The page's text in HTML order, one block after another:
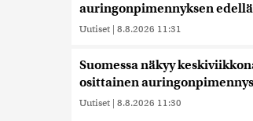
auringonpimennyksen edellä
Uutiset | 8.8.2026 11:31
Suomessa näkyy
osittainen auringonpimennys
Uutiset | 8.8.2026 11:30